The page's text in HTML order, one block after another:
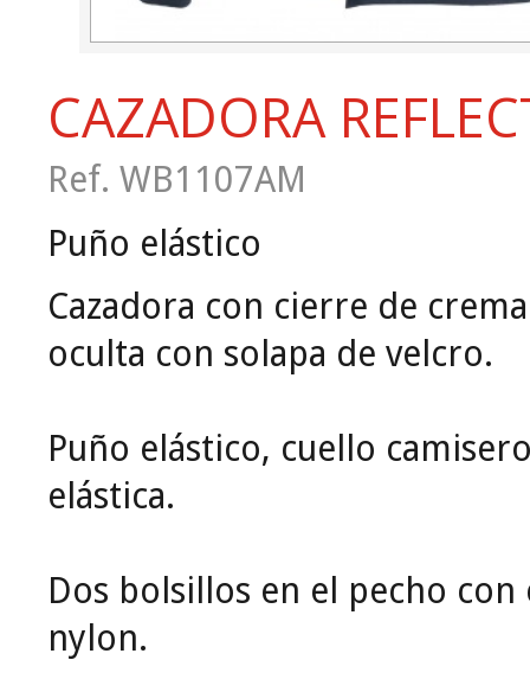
CAZADORA
Ref. WB1107AM
Puño elástico
Cazadora con cierre de
oculta con solapa de velcro.
Puño elástico, cuello
elástica.
Dos bolsillos en el pecho con
nylon.